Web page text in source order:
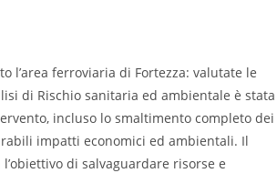
ferroviaria di Fortezza: valutate le
di Rischio sanitaria ed ambientale è stata
incluso lo smaltimento completo dei
impatti economici ed ambientali. Il
di salvaguardare risorse e